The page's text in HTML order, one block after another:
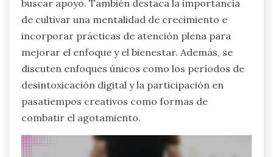
buscar apoyo. También destaca la importancia
de cultivar una mentalidad de crecimiento e
incorporar prácticas de atención plena para
mejorar el enfoque y el bienestar. Además, se
discuten enfoques únicos como los períodos de
desintoxicación digital y la participación en
pasatiempos creativos como formas de
combatir el agotamiento.